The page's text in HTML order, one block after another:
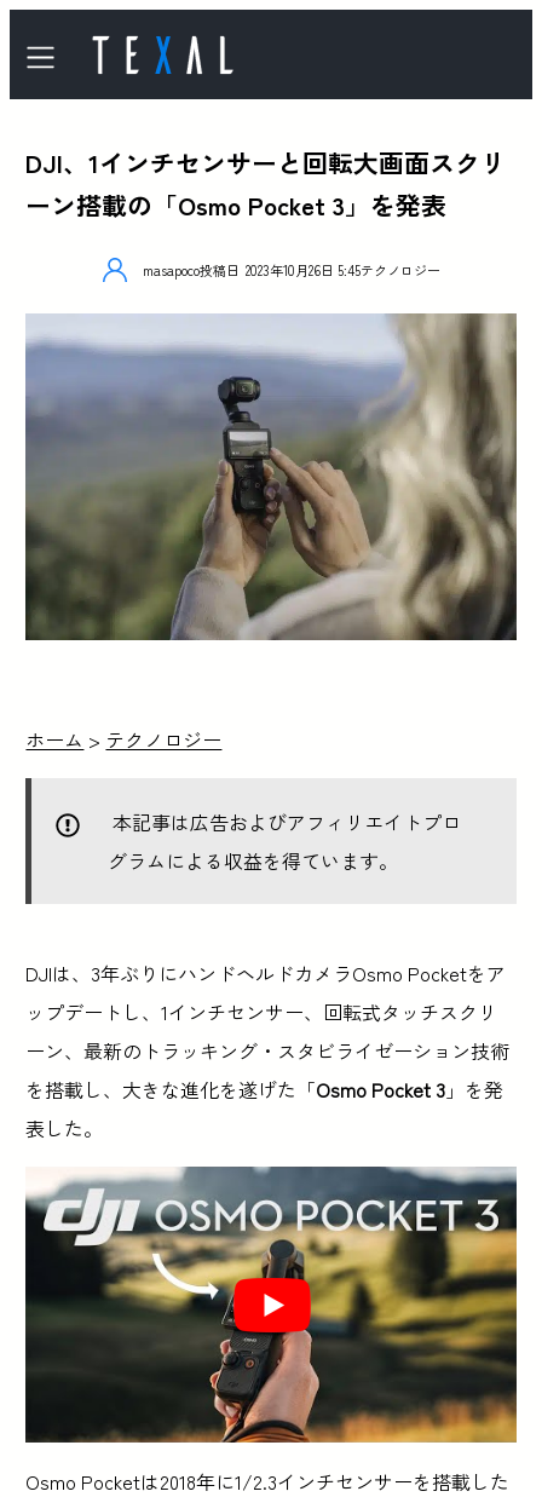
DJI、1インチセンサーと回転大画面スクリ
ーン搭載の「Osmo Pocket 3」を発表
masapoco投稿日 2023年10月26日 5:45テクノロジー
ホーム > テクノロジー
本記事は広告およびアフィリエイトプロ
グラムによる収益を得ています。
DJIは、3年ぶりにハンドヘルドカメラOsmo Pocketをア
ップデートし、1インチセンサー、回転式タッチスクリ
ーン、最新のトラッキング・スタビライゼーション技術
を搭載し、大きな進化を遂げた「Osmo Pocket 3 」を発
表した。
Osmo Pocketは2018年に1/2.3インチセンサーを搭載した